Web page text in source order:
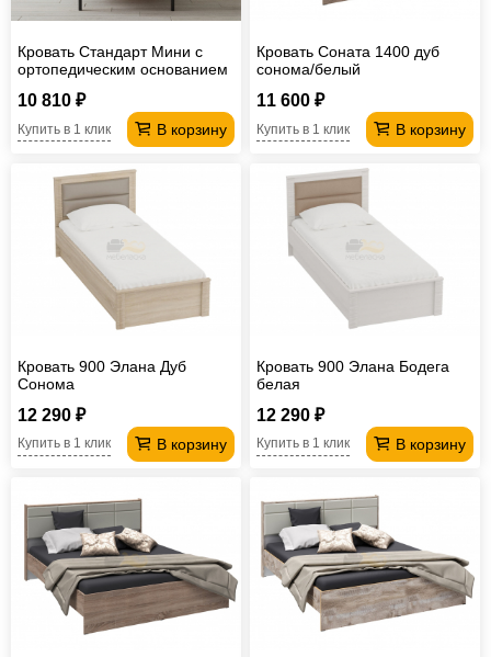
Кровать Стандарт Мини с
ортопедическим основанием
10 810 ₽
В корзину
Купить в 1 клик
Кровать Соната 1400 дуб
сонома/белый
11 600 ₽
В корзину
Купить в 1 клик
Кровать 900 Элана Дуб
Сонома
12 290 ₽
В корзину
Купить в 1 клик
Кровать 900 Элана Бодега
белая
12 290 ₽
В корзину
Купить в 1 клик